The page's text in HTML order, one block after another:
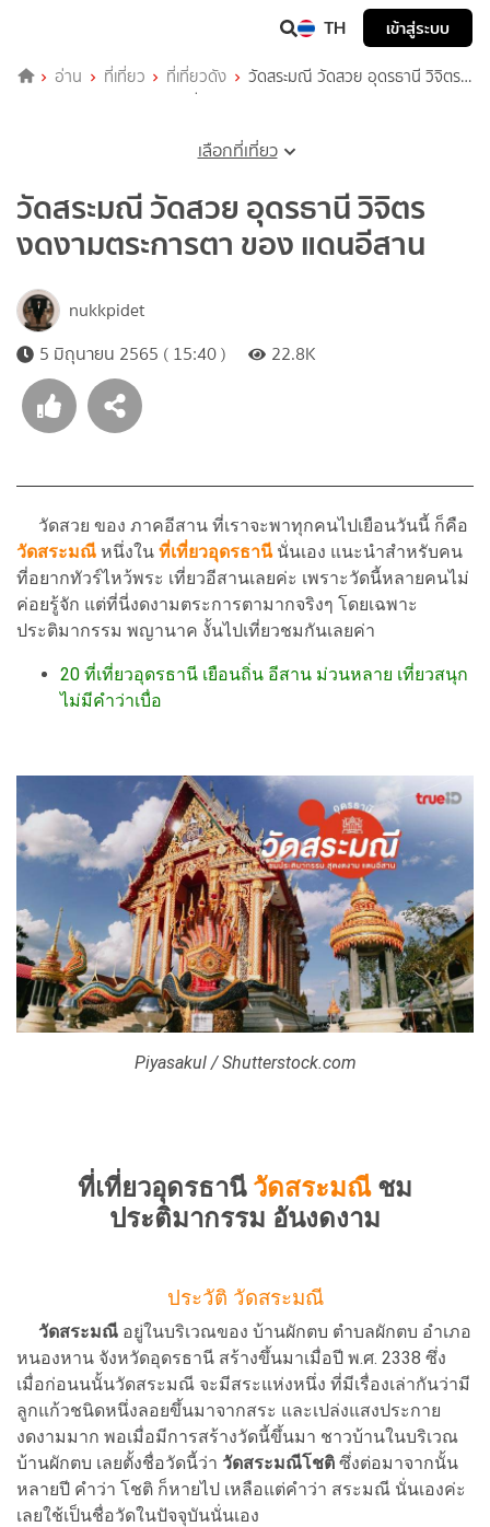
TH เข้าสู่ระบบ
อ่าน ที่เที่ยว ที่เที่ยวดัง
วัดสระมณี วัดสวย อุดรธานี วิจิตร
งดงามตระการตา ของ แดนอีสาน
เลือกที่เที่ยว
วัดสระมณี วัดสวย อุดรธานี วิจิตร
งดงามตระการตา ของ แดนอีสาน
nukkpidet
5 มิถุนายน 2565 ( 15:40 )
22.8K
วัดสวย ของ ภาคอีสาน ที่เราจะพาทุกคนไปเยือนวันนี้ ก็คือ
วัดสระมณี หนึ่งใน ที่เที่ยวอุดรธานีนั่นเอง แนะนำสำหรับคน
ที่อยากทัวร์ไหว้พระ เที่ยวอีสานเลยค่ะ เพราะวัดนี้หลายคนไม่
ค่อยรู้จัก แต่ที่นี่งดงามตระการตามากจริงๆ โดยเฉพาะ
ประติมากรรม พญานาค งั้นไปเที่ยวชมกันเลยค่า
20 ที่เที่ยวอุดรธานี เยือนถิ่น อีสาน ม่วนหลาย เที่ยวสนุก
ไม่มีคำว่าเบื่อ
Piyasakul / Shutterstock.com
ที่เที่ยวอุดรธานี วัดสระมณีชม
ประติมากรรม อันงดงาม
ประวัติ วัดสระมณี
วัดสระมณี อยู่ในบริเวณของ บ้านผักตบ ตำบลผักตบ อำเภอ
หนองหาน จังหวัดอุดรธานี สร้างขึ้นมาเมื่อปี พ.ศ. 2338 ซึ่ง
เมื่อก่อนนนั้นวัดสระมณี จะมีสระแห่งหนึ่ง ที่มีเรื่องเล่ากันว่ามี
ลูกแก้วชนิดหนึ่งลอยขึ้นมาจากสระ และเปล่งแสงประกาย
งดงามมาก พอเมื่อมีการสร้างวัดนี้ขึ้นมา ชาวบ้านในบริเวณ
บ้านผักตบ เลยตั้งชื่อวัดนี้ว่า วัดสระมณีโชติ ซึ่งต่อมาจากนั้น
หลายปี คำว่า โชติ ก็หายไป เหลือแต่คำว่า สระมณี นั่นเองค่ะ
เลยใช้เป็นชื่อวัดในปัจจุบันนั่นเอง